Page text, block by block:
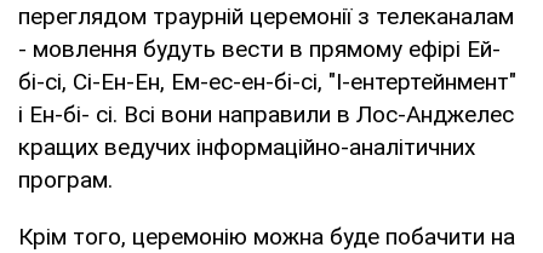
переглядом траурній церемонії з телеканалам
- мовлення будуть вести в прямому ефірі Ей-
бі-сі, Сі-Ен-Ен, Ем-ес-ен-бі-сі, "І-ентертейнмент"
і Ен-бі- сі. Всі вони направили в Лос-Анджелес
кращих ведучих інформаційно-аналітичних
програм.
Крім того, церемонію можна буде побачити на